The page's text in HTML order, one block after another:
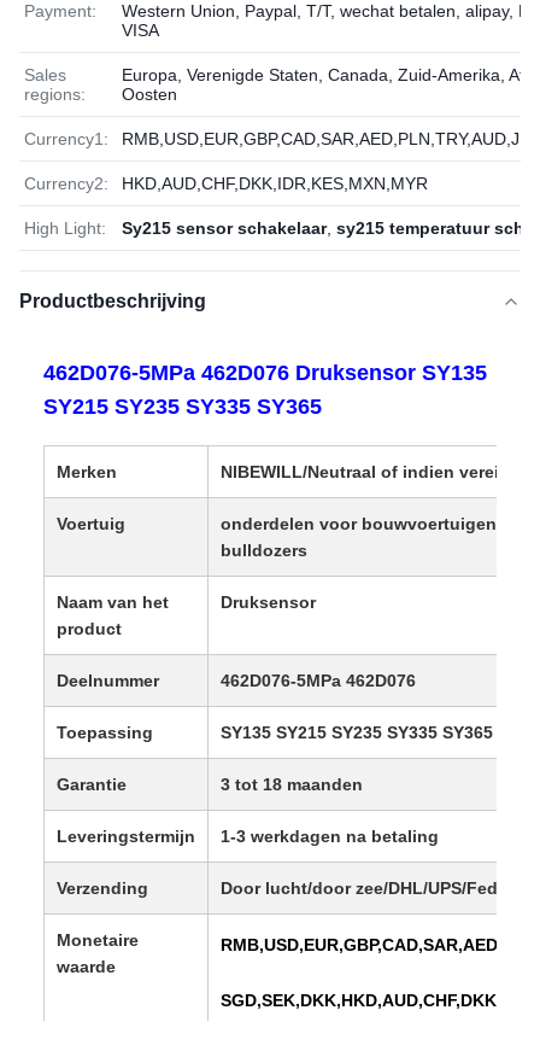
Payment:
Western Union, Paypal, T/T, wechat betalen, alipay,
VISA
Sales
regions:
Europa, Verenigde Staten, Canada, Zuid-Amerika,
Oosten
Currency1:
Currency2: HKD,AUD,CHF,DKK,IDR,KES,MXN,MYR
High Light: Sy215 sensor schakelaar, sy215 temperatuur
Productbeschrijving
462D076-5MPa 462D076 Druksensor SY135
SY215 SY235 SY335 SY365
Merken NIBEWILL/Neutraal of indien vereist
Voertuig
onderdelen voor bouwvoertuigen,
bulldozers
Naam van het
product
Druksensor
Deelnummer 462D076-5MPa 462D076
Toepassing SY135 SY215 SY235 SY335 SY365
Garantie 3 tot 18 maanden
Leveringstermijn 1-3 werkdagen na betaling
Verzending Door lucht/door zee/DHL/UPS/Fedex/
Monetaire
waarde